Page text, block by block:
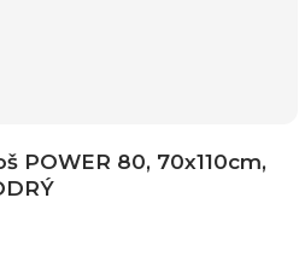
POWER 80, 70x110cm,